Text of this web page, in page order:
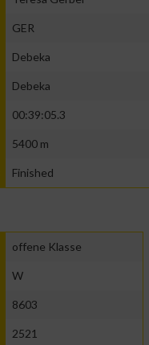
GER
Debeka
Debeka
00:39:05.3
5400 m
Finished
offene Klasse
W
8603
2521